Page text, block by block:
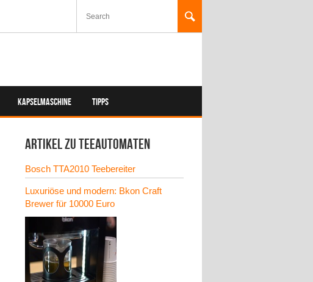
KAPSELMASCHINE TIPPS
Artikel zu Teeautomaten
Bosch TTA2010 Teebereiter
Luxuriöse und modern: Bkon Craft
Brewer für 10000 Euro